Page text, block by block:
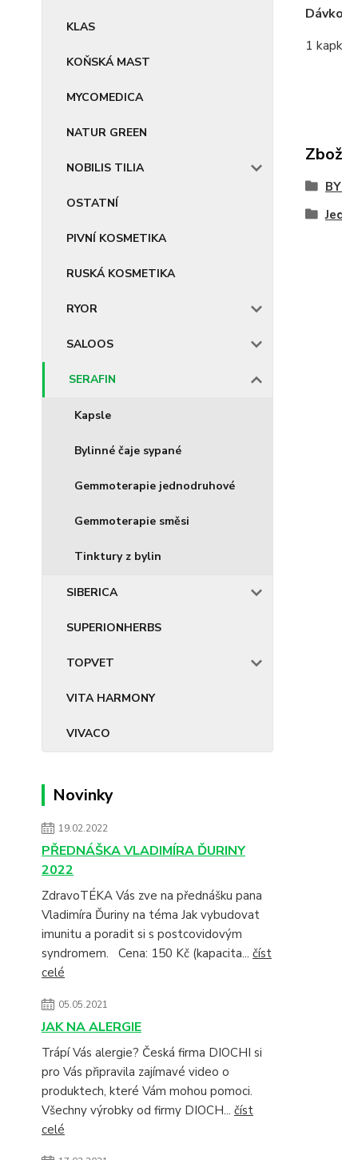
KLAS
KOŇSKÁ MAST
MYCOMEDICA
NATUR GREEN
NOBILIS TILIA
OSTATNÍ
PIVNÍ KOSMETIKA
RUSKÁ KOSMETIKA
RYOR
SALOOS
SERAFIN
Kapsle
Bylinné čaje sypané
Gemmoterapie jednodruhové
Gemmoterapie směsi
Tinktury z bylin
SIBERICA
SUPERIONHERBS
TOPVET
VITA HARMONY
VIVACO
Novinky
19.02.2022
PŘEDNÁŠKA VLADIMÍRA ĎURINY
2022
ZdravoTÉKA Vás zve na přednášku pana
Vladimíra Ďuriny na téma Jak vybudovat
imunitu a poradit si s postcovidovým
syndromem. Cena: 150 Kč (kapacita... číst
celé
05.05.2021
JAK NA ALERGIE
Trápí Vás alergie? Česká firma DIOCHI si
pro Vás připravila zajímavé video o
produktech, které Vám mohou pomoci.
Všechny výrobky od firmy DIOCH... číst
celé
1